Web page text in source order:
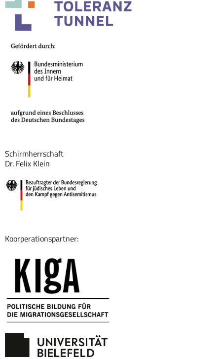
Schirmherrschaft
Dr. Felix Klein
Koorperationspartner: